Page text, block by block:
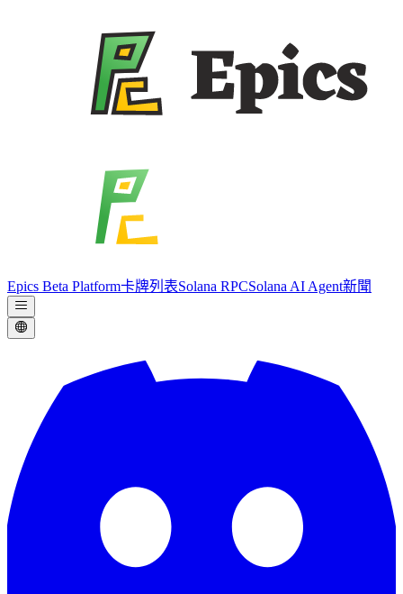
Epics Beta Platform卡牌列表Solana RPCSolana AI Agent新聞